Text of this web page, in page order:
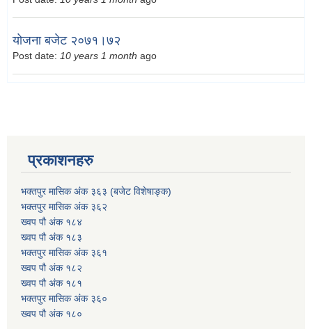
योजना बजेट २०७१।७२
Post date: 10 years 1 month ago
प्रकाशनहरु
भक्तपुर मासिक अंक ३६३ (बजेट विशेषाङ्क)
भक्तपुर मासिक अंक ३६२
ख्वप पौ अंक १८४
ख्वप पौ अंक १८३
भक्तपुर मासिक अंक ३६१
ख्वप पौ अंक १८२
ख्वप पौ अंक १८१
भक्तपुर मासिक अंक ३६०
ख्वप पौ अंक १८०